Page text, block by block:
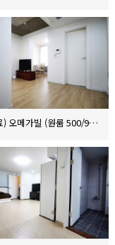
(계약완료) 오메가빌 (원룸 500/90)